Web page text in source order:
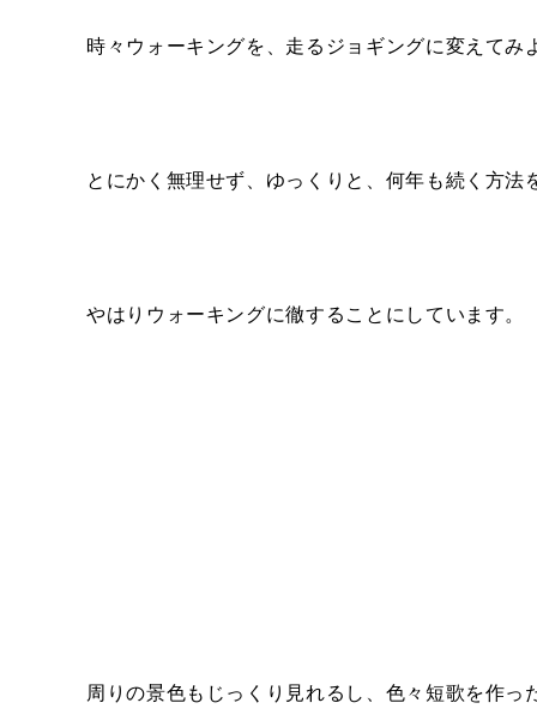
時々ウォーキングを、走るジョギングに変えてみ
とにかく無理せず、ゆっくりと、何年も続く方法
やはりウォーキングに徹することにしています。
周りの景色もじっくり見れるし、色々短歌を作っ